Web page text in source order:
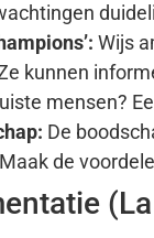
Wijs
kunnen
mensen?
De
de